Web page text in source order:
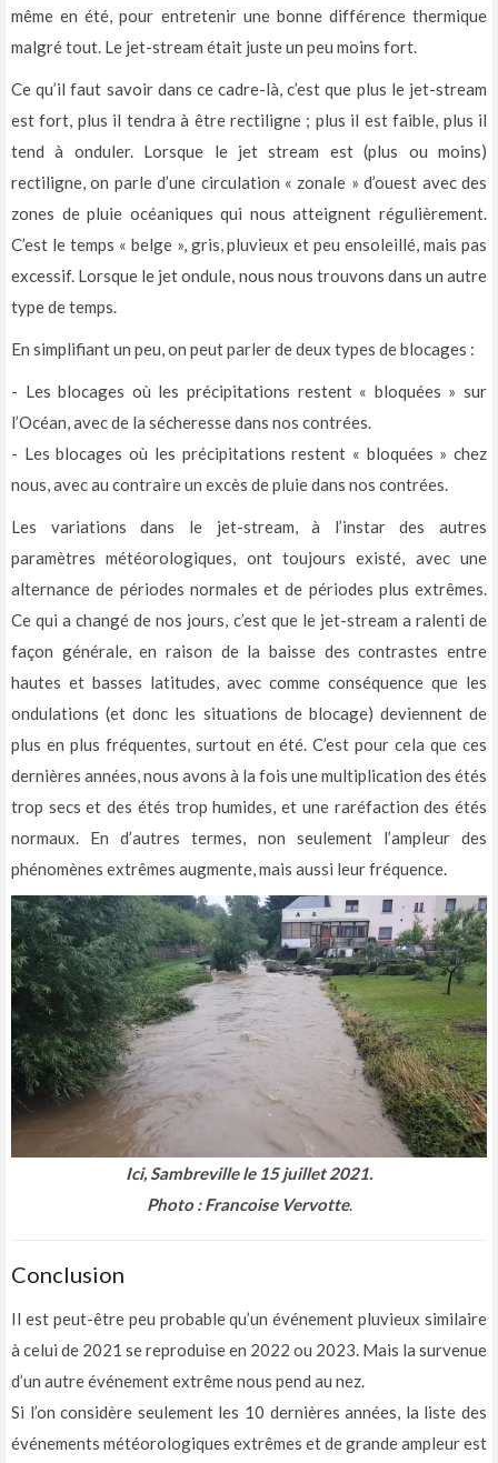
même en été, pour entretenir une bonne différence thermique
malgré tout. Le jet-stream était juste un peu moins fort.
Ce qu’il faut savoir dans ce cadre-là, c’est que plus le jet-stream
est fort, plus il tendra à être rectiligne ; plus il est faible, plus il
tend à onduler. Lorsque le jet stream est (plus ou moins)
rectiligne, on parle d’une circulation « zonale » d’ouest avec des
zones de pluie océaniques qui nous atteignent régulièrement.
C’est le temps « belge », gris, pluvieux et peu ensoleillé, mais pas
excessif. Lorsque le jet ondule, nous nous trouvons dans un autre
type de temps.
En simplifiant un peu, on peut parler de deux types de blocages :
- Les blocages où les précipitations restent « bloquées » sur
l’Océan, avec de la sécheresse dans nos contrées.
- Les blocages où les précipitations restent « bloquées » chez
nous, avec au contraire un excès de pluie dans nos contrées.
Les variations dans le jet-stream, à l’instar des autres
paramètres météorologiques, ont toujours existé, avec une
alternance de périodes normales et de périodes plus extrêmes.
Ce qui a changé de nos jours, c’est que le jet-stream a ralenti de
façon générale, en raison de la baisse des contrastes entre
hautes et basses latitudes, avec comme conséquence que les
ondulations (et donc les situations de blocage) deviennent de
plus en plus fréquentes, surtout en été. C’est pour cela que ces
dernières années, nous avons à la fois une multiplication des étés
trop secs et des étés trop humides, et une raréfaction des étés
normaux. En d’autres termes, non seulement l’ampleur des
phénomènes extrêmes augmente, mais aussi leur fréquence.
Ici, Sambreville le 15 juillet 2021.
Photo : Francoise Vervotte.
Conclusion
Il est peut-être peu probable qu’un événement pluvieux similaire
à celui de 2021 se reproduise en 2022 ou 2023. Mais la survenue
d’un autre événement extrême nous pend au nez.
Si l’on considère seulement les 10 dernières années, la liste des
événements météorologiques extrêmes et de grande ampleur est